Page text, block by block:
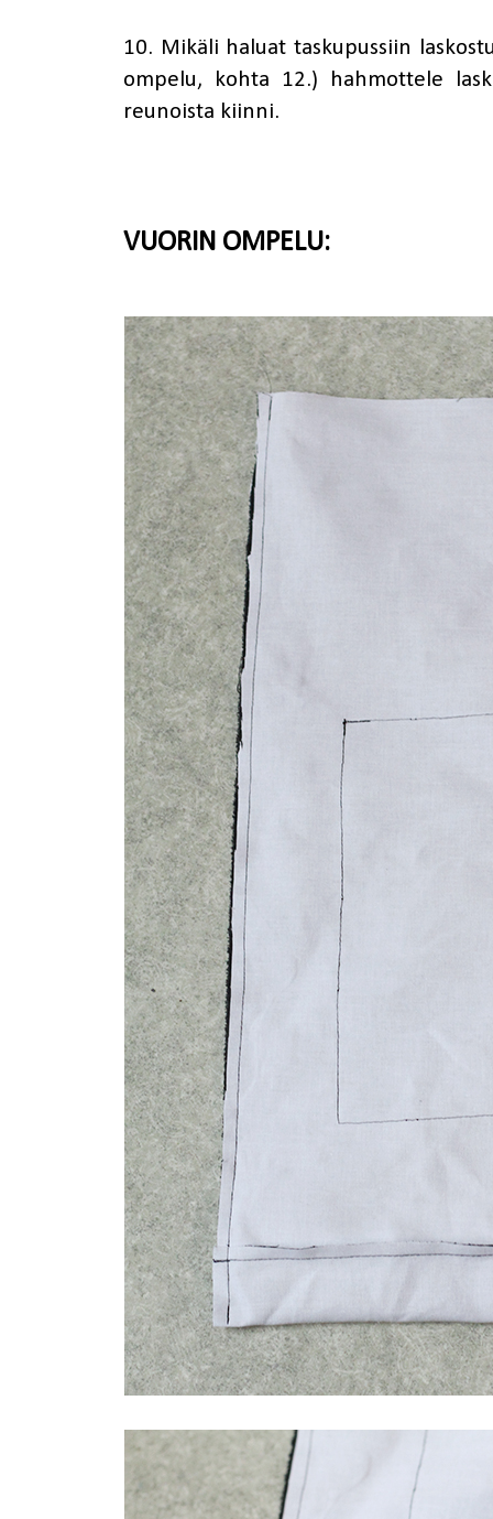
10. Mikäli haluat taskupussiin
ompelu, kohta 12.) hahmottele
reunoista kiinni.
VUORIN OMPELU: